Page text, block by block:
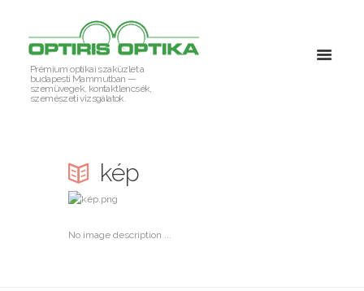
Prémium optikai szaküzlet a
budapesti Mammutban —
szemüvegek, kontaktlencsék,
szemészeti vizsgálatok.
kép
No image description ...